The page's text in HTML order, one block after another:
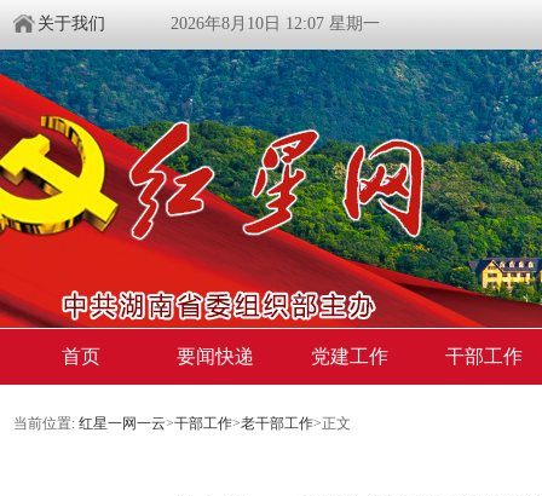
关于我们 2026年8月10日 12:07 星期一
首页 要闻快递 党建工作 干部工作
当前位置: 红星一网一云>干部工作>老干部工作>正文